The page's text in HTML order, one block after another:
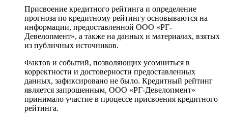
Присвоение кредитного рейтинга и определение
прогноза по кредитному рейтингу основываются на
информации, предоставленной ООО «РГ-
Девелопмент», а также на данных и материалах, взятых
из публичных источников.
Фактов и событий, позволяющих усомниться в
корректности и достоверности предоставленных
данных, зафиксировано не было. Кредитный рейтинг
является запрошенным, ООО «РГ-Девелопмент»
принимало участие в процессе присвоения кредитного
рейтинга.